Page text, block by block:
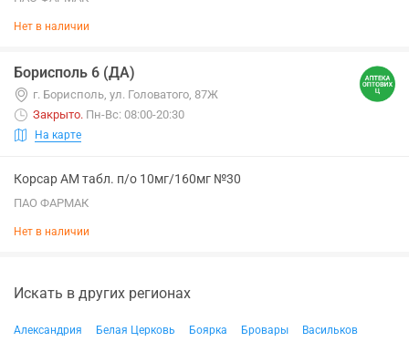
Нет в наличии
Борисполь 6 (ДА)
г. Борисполь, ул. Головатого, 87Ж
Закрыто. Пн-Вс: 08:00-20:30
На карте
Корсар АМ табл. п/о 10мг/160мг №30
ПАО ФАРМАК
Нет в наличии
Искать в других регионах
Александрия Белая Церковь Боярка Бровары
Васильков